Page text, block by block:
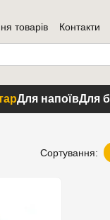
товарів Контакти
Для напоївДля
Сортування: